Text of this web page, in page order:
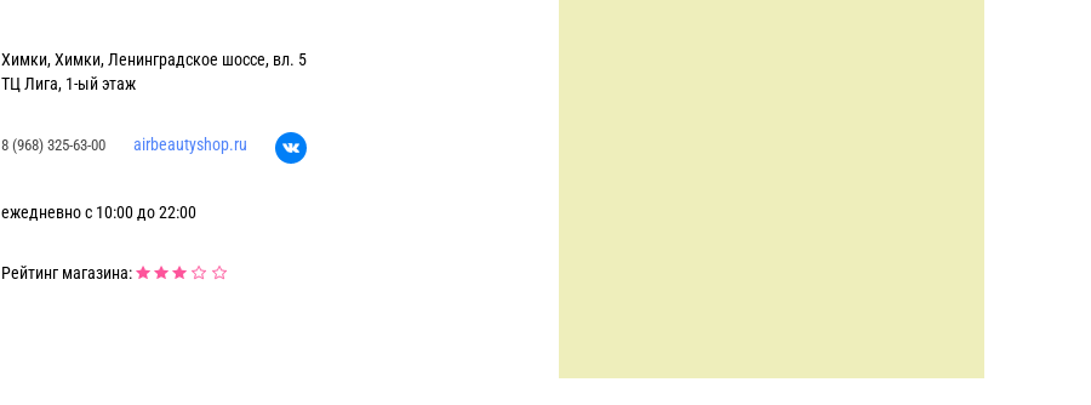
Химки, Химки, Ленинградское шоссе, вл. 5
ТЦ Лига, 1-ый этаж
8 (968) 325-63-00 airbeautyshop.ru
ежедневно с 10:00 до 22:00
Рейтинг магазина: